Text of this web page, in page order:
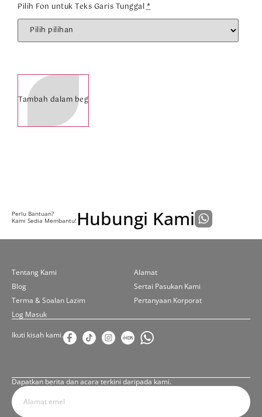
Pilih Fon untuk Teks Garis Tunggal*
Tambah dalam beg
Perlu Bantuan?
Kami Sedia Membantu! Hubungi Kami
Tentang Kami
Alamat
Blog
Sertai Pasukan Kami
Terma & Soalan Lazim
Pertanyaan Korporat
Log Masuk
Dapatkan berita dan acara terkini daripada kami.
Ikuti kisah kami.